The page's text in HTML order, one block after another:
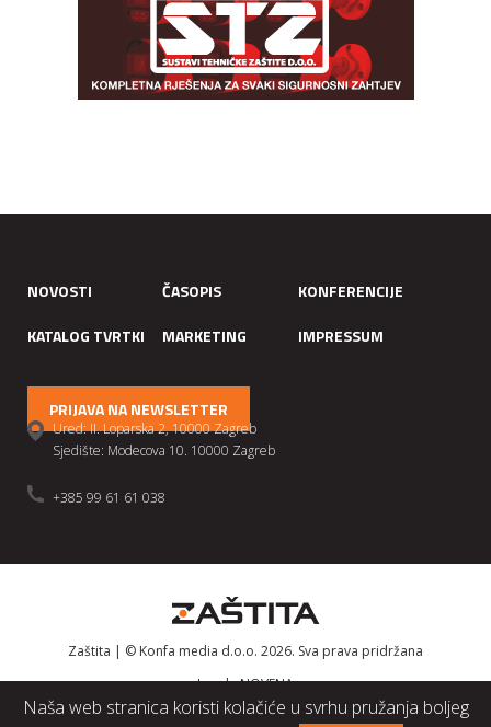
Naša web stranica koristi kolačiće u svrhu pružanja boljeg
NOVOSTI ČASOPIS
KONFERENCIJE
KATALOG TVRTKI
MARKETING IMPRESSUM
PRIJAVA NA NEWSLETTER
Ured: II. Loparska 2, 10000 Zagreb
Sjedište: Modecova 10. 10000 Zagreb
+385 99 61 61 038
Zaštita | © Konfa media d.o.o. 2026. Sva prava pridržana
IzradaNOVENA